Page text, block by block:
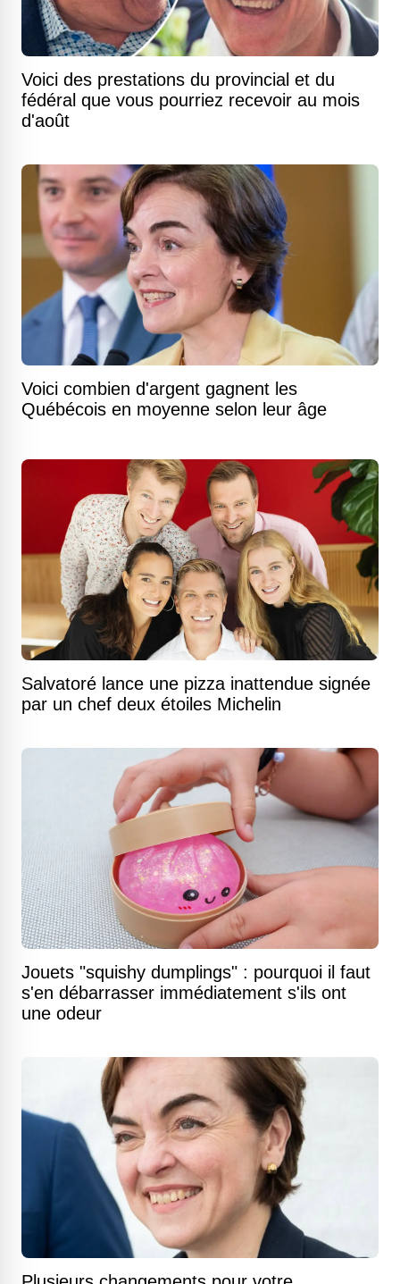
Voici des prestations du provincial et du
fédéral que vous pourriez recevoir au mois
d'août
Voici combien d'argent gagnent les
Québécois en moyenne selon leur âge
Salvatoré lance une pizza inattendue signée
par un chef deux étoiles Michelin
Jouets "squishy dumplings" : pourquoi il faut
s'en débarrasser immédiatement s'ils ont
une odeur